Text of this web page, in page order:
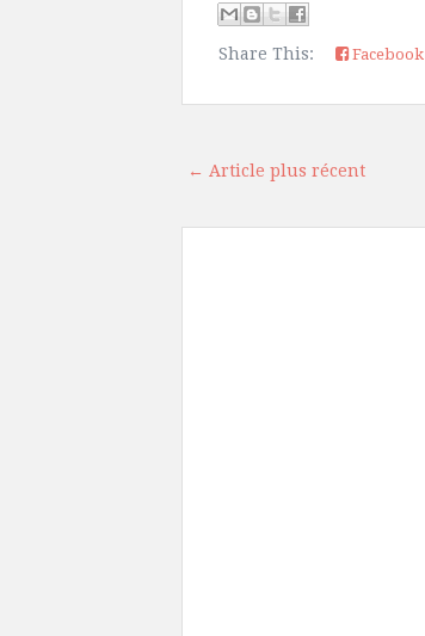
Share This: Facebook
← Article plus récent